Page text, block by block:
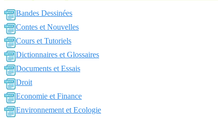
Bandes Dessinées
Contes et Nouvelles
Cours et Tutoriels
Dictionnaires et Glossaires
Documents et Essais
Droit
Economie et Finance
Environnement et Ecologie